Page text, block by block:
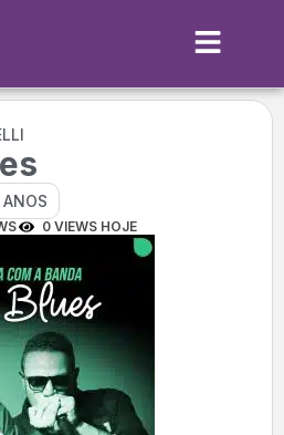
0 VIEWS HOJE